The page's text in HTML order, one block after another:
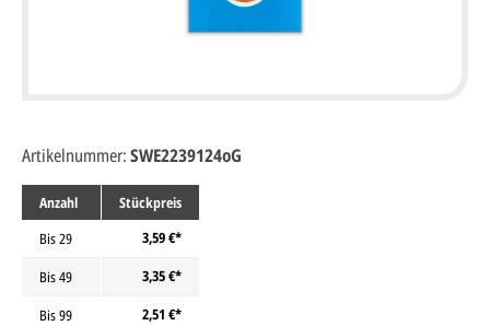
Anzahl
Stückpreis
Bis29
3,59 €*
Bis49
3,35 €*
Bis99
2,51 €*
Artikelnummer:SWE2239124oG